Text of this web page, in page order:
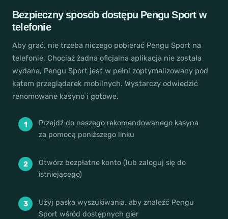
c
j
a
P
e
n
g
S
r
t
p
o
Bezpieczny sposób dostępu Pengu Sportw
telefonie
Aby grać, nie trzeba niczego pobierać Pengu Sport na
telefonie. Chociaż żadna oficjalna aplikacja nie została
wydana, Pengu Sport jest w pełni zoptymalizowany pod
kątem przeglądarek mobilnych. Wystarczy odwiedzić
renomowane kasyno i gotowe.
Przejdź do naszego rekomendowanego kasyna
za pomocą poniższego linku
Otwórz bezpłatne konto (lub zaloguj się do
istniejącego)
Użyj paska wyszukiwania, aby znaleźć Pengu
Sport wśród dostępnych gier